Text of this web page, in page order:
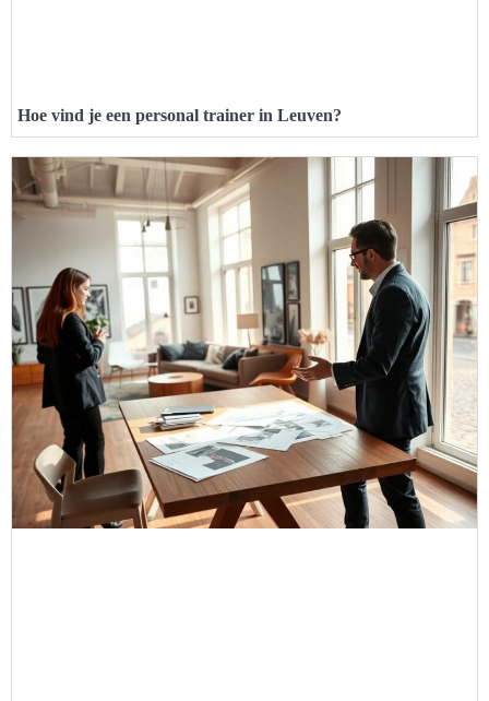
Hoe vind je een personal trainer in Leuven?